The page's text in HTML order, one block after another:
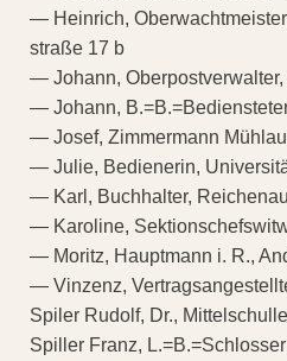
— Heinrich,
straße 17 b
— Johann,
— Johann,
— Josef, Zimmermann
— Julie, Bedienerin,
— Karl, Buchhalter,
— Karoline,
— Moritz, Hauptmann i. R.,
— Vinzenz,
Spiler Rudolf, Dr.,
Spiller Franz,